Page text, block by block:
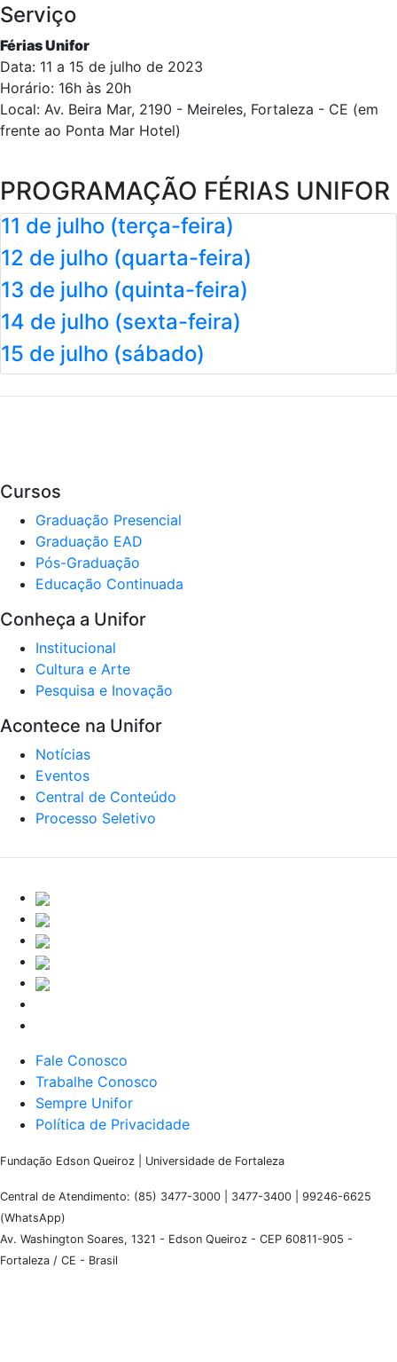
Serviço
Férias Unifor
Data: 11 a 15 de julho de 2023
Horário: 16h às 20h
Local: Av. Beira Mar, 2190 - Meireles, Fortaleza - CE (em
frente ao Ponta Mar Hotel)
PROGRAMAÇÃO FÉRIAS UNIFOR
11 de julho (terça-feira)
12 de julho (quarta-feira)
13 de julho (quinta-feira)
14 de julho (sexta-feira)
15 de julho (sábado)
Cursos
Graduação Presencial
Graduação EAD
Pós-Graduação
Educação Continuada
Conheça a Unifor
Institucional
Cultura e Arte
Pesquisa e Inovação
Acontece na Unifor
Notícias
Eventos
Central de Conteúdo
Processo Seletivo
Fale Conosco
Trabalhe Conosco
Sempre Unifor
Política de Privacidade
Fundação Edson Queiroz | Universidade de Fortaleza
Central de Atendimento: (85) 3477-3000 | 3477-3400 | 99246-6625
(WhatsApp)
Av. Washington Soares, 1321 - Edson Queiroz - CEP 60811-905 -
Fortaleza / CE - Brasil